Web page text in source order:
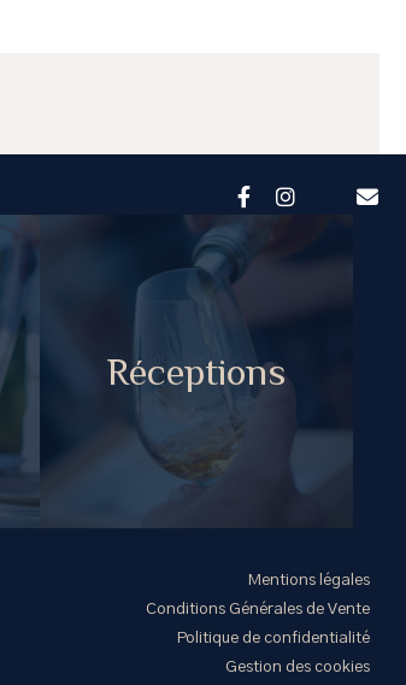
Réceptions
Mentions légales
Conditions Générales de Vente
Politique de confidentialité
Gestion des cookies